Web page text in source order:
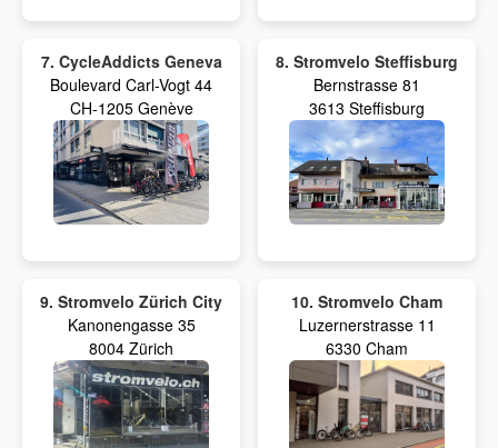
7. CycleAddicts Geneva
Boulevard Carl-Vogt 44
CH-1205 Genève
8. Stromvelo Steffisburg
Bernstrasse 81
3613 Steffisburg
9. Stromvelo Zürich City
Kanonengasse 35
8004 Zürich
10. Stromvelo Cham
Luzernerstrasse 11
6330 Cham